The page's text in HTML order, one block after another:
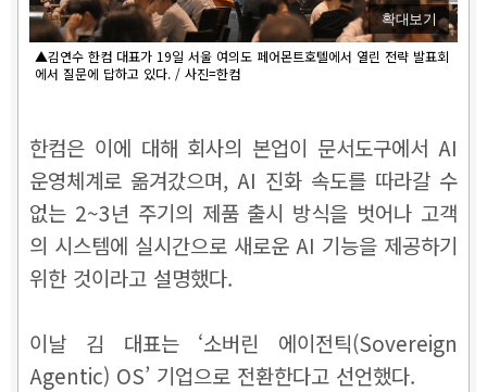
확대보기
▲김연수 한컴 대표가 19일 서울 여의도 페어몬트호텔에서 열린 전략 발표회
에서 질문에 답하고 있다. / 사진=한컴
한컴은 이에 대해 회사의 본업이 문서도구에서 AI
운영체계로 옮겨갔으며, AI 진화 속도를 따라갈 수
없는 2~3년 주기의 제품 출시 방식을 벗어나 고객
의 시스템에 실시간으로 새로운 AI 기능을 제공하기
위한 것이라고 설명했다.
이날 김 대표는 ‘소버린 에이전틱(Sovereign
Agentic) OS’ 기업으로 전환한다고 선언했다.